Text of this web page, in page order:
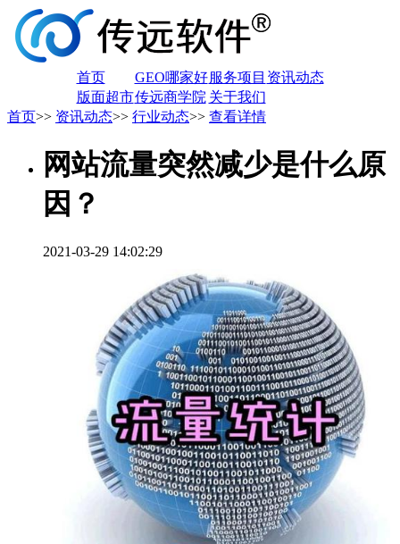
首页 GEO哪家好 服务项目 资讯动态
版面超市传远商学院 关于我们
首页>> 资讯动态>> 行业动态>> 查看详情
网站流量突然减少是什么原
因？
2021-03-29 14:02:29